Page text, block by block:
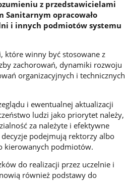
z przedstawicielami
Sanitarnym opracowało
i innych podmiotów systemu
które winny być stosowane z
zachorowań, dynamiki rozwoju
organizacyjnych i technicznych
i ewentualnej aktualizacji
ludzi jako priorytet należy,
za należyte i efektywne
podejmują rektorzy albo
kierowanych podmiotów.
do realizacji przez uczelnie i
również podstawy do